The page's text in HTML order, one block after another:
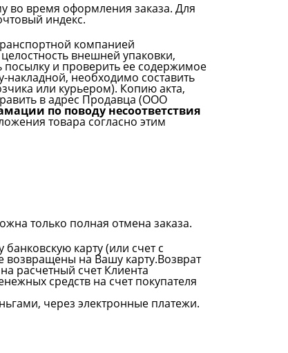
во время оформления заказа. Для
индекс.
компанией
внешней упаковки,
посылку и проверить ее содержимое
накладной, необходимо составить
или курьером). Копию акта,
в адрес Продавца (ООО
по поводу несоответствия
товара согласно этим
только полная отмена заказа.
карту (или счет с
возвращены на Вашу карту.Возврат
расчетный счет Клиента
средств на счет покупателя
через электронные платежи.